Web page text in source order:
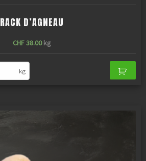
RACK D’AGNEAU
CHF38.00 kg
kg